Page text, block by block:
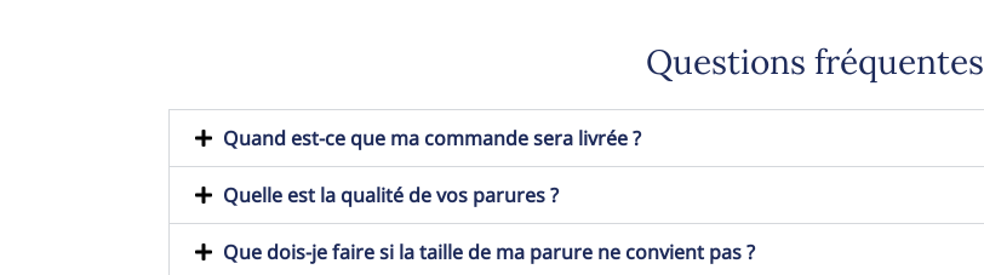
Questions fréquentes
Quand est-ce que ma commande sera livrée ?
Quelle est la qualité de vos parures ?
Que dois-je faire si la taille de ma parure ne convient pas ?